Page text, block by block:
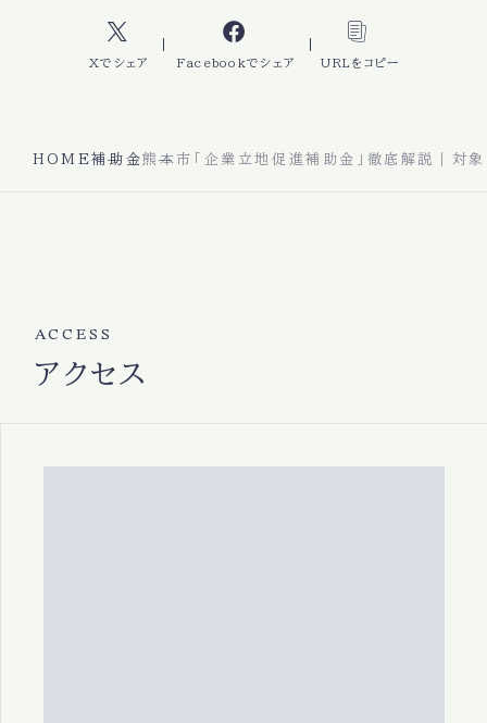
Xでシェア Facebookでシェア URLをコピー
HOME補助金熊本市「企業立地促進補助金」徹底解説｜対象
ACCESS
アクセス